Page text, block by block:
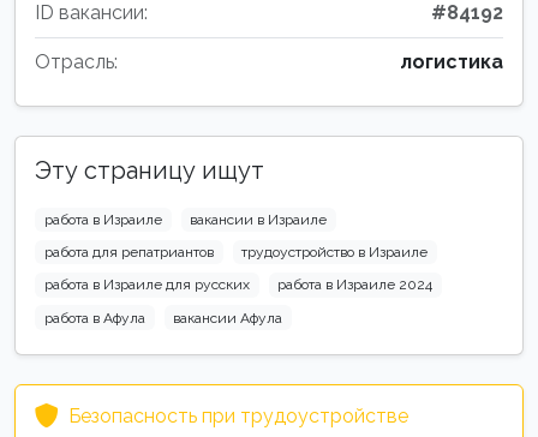
ID вакансии: #84192
Отрасль: логистика
Эту страницу ищут
работа в Израиле
вакансии в Израиле
работа для репатриантов
трудоустройство в Израиле
работа в Израиле для русских
работа в Израиле 2024
работа в Афула
вакансии Афула
Безопасность при трудоустройстве